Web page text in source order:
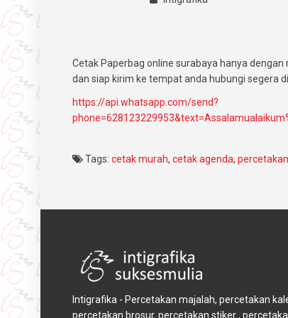
Cetak Paperbag online surabaya hanya
dan siap kirim ke tempat anda hubungi segera
https://api.whatsapp.com/send?
Tags: cetak murah, cetak agenda, percetakan
Intigrafika - Percetakan majalah, percetakan
percetakan brosur, percetakan stiker ,